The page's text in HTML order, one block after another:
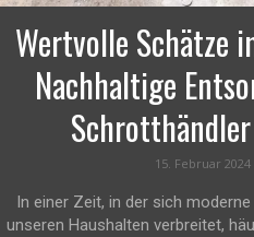
Wertvolle Schätze
Nachhaltige
15. Februar 2024
In einer Zeit, in der sich
unseren Haushalten verbreitet,